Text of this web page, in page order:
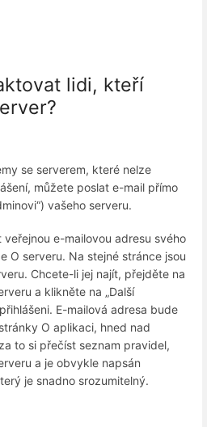
lidi, kteří
se serverem, které nelze
můžete poslat e-mail přímo
vašeho serveru.
e-mailovou adresu svého
O serveru. Na stejné stránce jsou
Chcete-li jej najít, přejděte na
a klikněte na „Další
E-mailová adresa bude
O aplikaci, hned nad
to si přečíst seznam pravidel,
a je obvykle napsán
je snadno srozumitelný.